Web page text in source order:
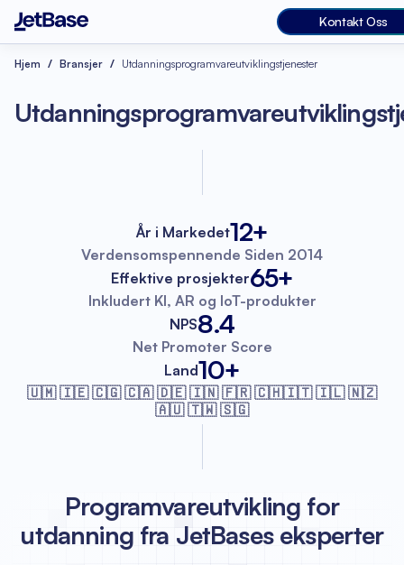
Kontakt Oss
Hjem Bransjer Utdanningsprogramvareutviklingstjenester
År i Markedet12+
Verdensomspennende Siden 2014
Effektive prosjekter65+
Inkludert KI, AR og IoT-produkter
NPS8.4
Net Promoter Score
Land10+
🇺🇲 🇮🇪 🇨🇬 🇨🇦 🇩🇪 🇮🇳 🇫🇷🇨🇭🇮🇹 🇮🇱 🇳🇿
🇦🇺 🇹🇼 🇸🇬
Programvareutvikling for
utdanning fra JetBases eksperter